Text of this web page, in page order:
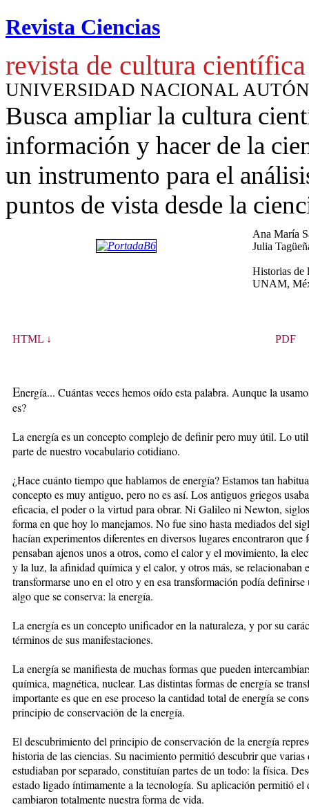
Revista Ciencias
revista de cultura científica
UNIVERSIDAD NACIONAL
Busca ampliar la cultura
información y hacer de la
un instrumento para el
puntos de vista desde la
Ana María
Julia
Historias de
UNAM,
HTML ↓ PDF
Energía... Cuántas veces hemos oído esta palabra. Aunque la
es?
La energía es un concepto complejo de definir pero muy útil. Lo
parte de nuestro vocabulario cotidiano.
¿Hace cuánto tiempo que hablamos de energía? Estamos tan
concepto es muy antiguo, pero no es así. Los antiguos griegos
eficacia, el poder o la virtud para obrar. Ni Galileo ni Newton,
forma en que hoy lo manejamos. No fue sino hasta mediados del
hacían experimentos diferentes en diversos lugares encontraron que
pensaban ajenos unos a otros, como el calor y el movimiento, la
y la luz, la afinidad química y el calor, y otros más, se relacionaban
transformarse uno en el otro y en esa transformación podía
algo que se conserva: la energía.
La energía es un concepto unificador en la naturaleza, y por su
términos de sus manifestaciones.
La energía se manifiesta de muchas formas que pueden
química, magnética, nuclear. Las distintas formas de energía se
importante es que en ese proceso la cantidad total de energía se
principio de conservación de la energía.
El descubrimiento del principio de conservación de la energía
historia de las ciencias. Su nacimiento permitió descubrir que varias
estudiaban por separado, constituían partes de un todo: la física.
estado ligado íntimamente a la tecnología. Su aplicación permitió el
cambiaron totalmente nuestra forma de vida.